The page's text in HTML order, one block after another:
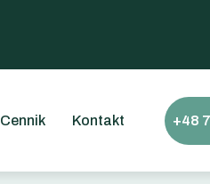
Cennik Kontakt +48